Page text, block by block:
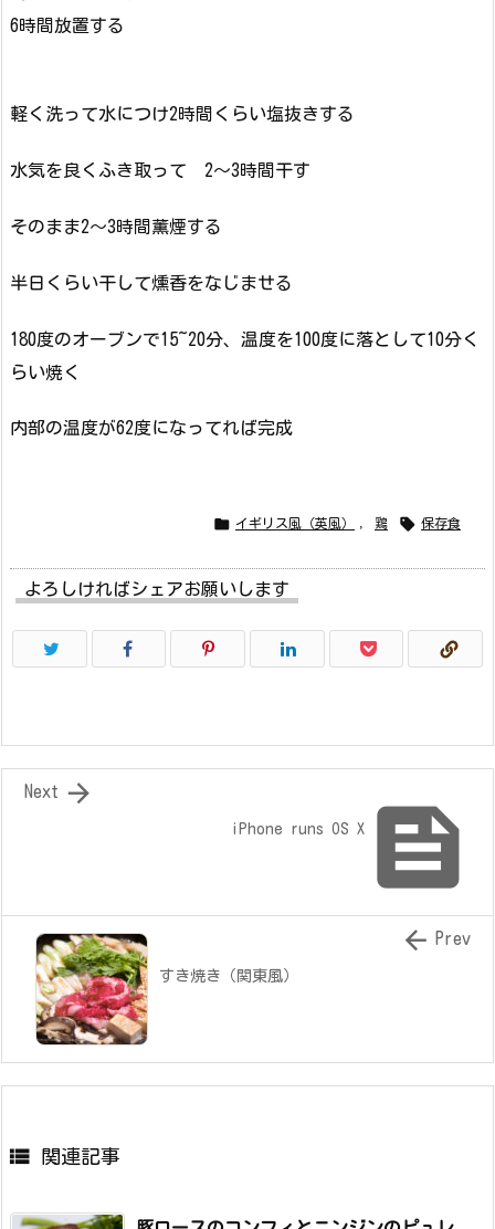
6時間放置する
軽く洗って水につけ2時間くらい塩抜きする
水気を良くふき取って 2〜3時間干す
そのまま2〜3時間薫煙する
半日くらい干して燻香をなじませる
180度のオーブンで15~20分、温度を100度に落として10分く
らい焼く
内部の温度が62度になってれば完成
 イギリス風（英風） 鶏  保存食
よろしければシェアお願いします

iPhone runs OS X

Next
すき焼き（関東風）
 Prev
 関連記事